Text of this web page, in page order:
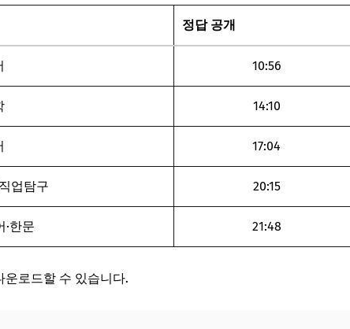
정답 공개
10:56
14:10
17:04
업탐구 20:15
·한문 21:48
운로드할 수 있습니다.